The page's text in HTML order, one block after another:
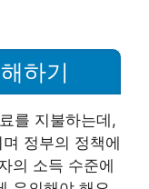
하기
를 지불하는데,
정부의 정책에
의 소득 수준에